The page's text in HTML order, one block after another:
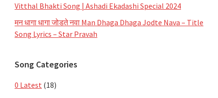
Vitthal Bhakti Song | Ashadi Ekadashi Special 2024
मन धागा धागा जोडते नवा Man Dhaga Dhaga Jodte Nava – Title
Song Lyrics – Star Pravah
Song Categories
0 Latest (18)